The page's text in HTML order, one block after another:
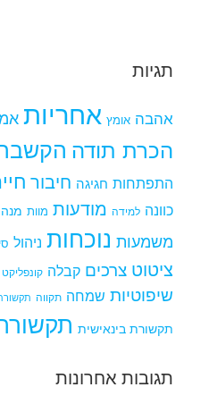
תגיות
אהבה אומץ אחריות
הכרת תודה
התפתחות חגיגה חיבור
כוונה למידה מודעות מוות
משמעות נוכחות ניהול
ציטוט צרכים קבלה קונפליקט
שיפוטיות שמחה תקווה
תקשורת בינאישית
תגובות אחרונות